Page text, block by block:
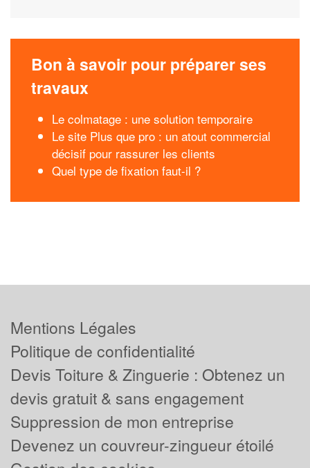
Bon à savoir pour préparer ses
travaux
Le colmatage : une solution temporaire
Le site Plus que pro : un atout commercial
décisif pour rassurer les clients
Quel type de fixation faut-il ?
Mentions Légales
Politique de confidentialité
Devis Toiture & Zinguerie : Obtenez un
devis gratuit & sans engagement
Suppression de mon entreprise
Devenez un couvreur-zingueur étoilé